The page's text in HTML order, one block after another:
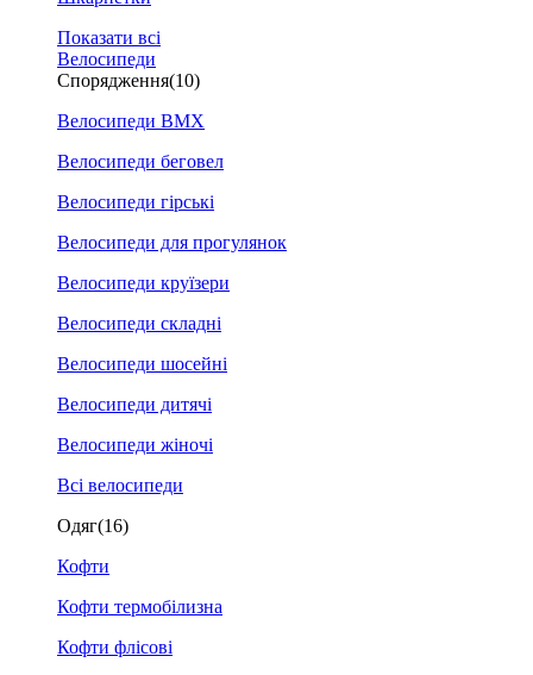
Показати всі
Велосипеди
Спорядження(10)
Велосипеди BMX
Велосипеди беговел
Велосипеди гірські
Велосипеди для прогулянок
Велосипеди круїзери
Велосипеди складні
Велосипеди шосейні
Велосипеди дитячі
Велосипеди жіночі
Всі велосипеди
Одяг(16)
Кофти
Кофти термобілизна
Кофти флісові